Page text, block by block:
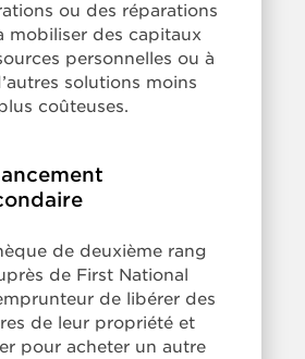
ou des réparations
mobiliser des capitaux
personnelles ou à
solutions moins
coûteuses.
de deuxième rang
de First National
de libérer des
de leur propriété et
pour acheter un autre